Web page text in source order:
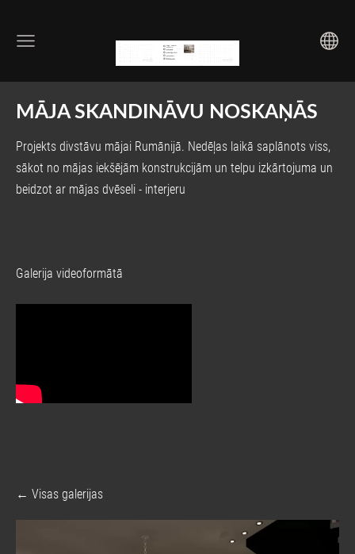
MĀJA SKANDINĀVU NOSKAŅĀS
Projekts divstāvu mājai Rumānijā. Nedēļas laikā saplānots viss,
sākot no mājas iekšējām konstrukcijām un telpu izkārtojuma un
beidzot ar mājas dvēseli - interjeru
Galerija videoformātā
Visas galerijas